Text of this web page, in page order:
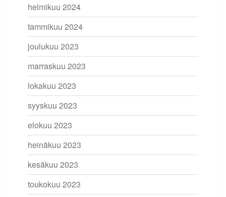
helmikuu 2024
tammikuu 2024
joulukuu 2023
marraskuu 2023
lokakuu 2023
syyskuu 2023
elokuu 2023
heinäkuu 2023
kesäkuu 2023
toukokuu 2023